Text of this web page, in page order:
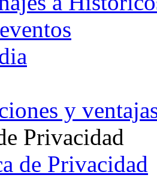
y
Privacidad
de Privacidad